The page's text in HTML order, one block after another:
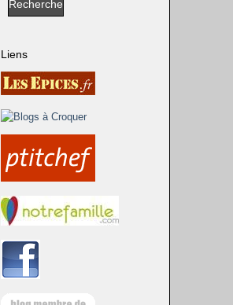
Liens